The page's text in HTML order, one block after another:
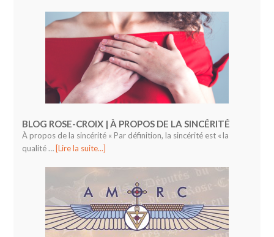
BLOG ROSE-CROIX | À PROPOS DE LA SINCÉRITÉ
À propos de la sincérité « Par définition, la sincérité est « la
qualité … [Lire la suite...]